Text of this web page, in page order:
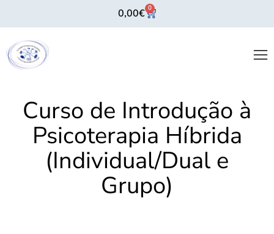
0,00€ 0
Curso de Introdução à
Psicoterapia Híbrida
(Individual/Dual e
Grupo)